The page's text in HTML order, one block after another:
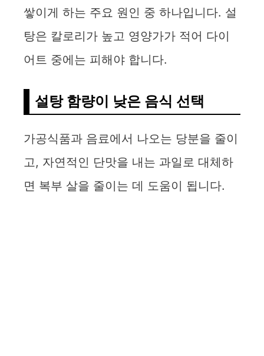
쌓이게 하는 주요 원인 중 하나입니다. 설
탕은 칼로리가 높고 영양가가 적어 다이
어트 중에는 피해야 합니다.
설탕 함량이 낮은 음식 선택
가공식품과 음료에서 나오는 당분을 줄이
고, 자연적인 단맛을 내는 과일로 대체하
면 복부 살을 줄이는 데 도움이 됩니다.